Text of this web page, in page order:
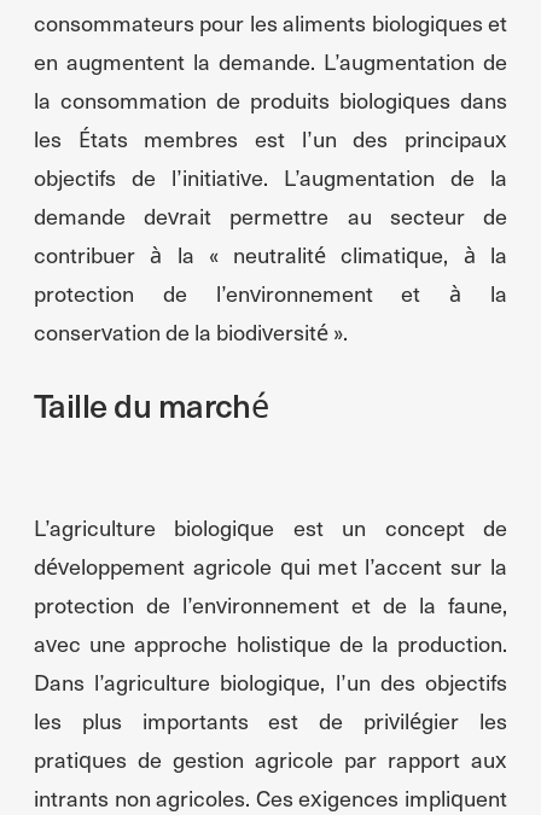
consommateurs pour les aliments biologiques et
en augmentent la demande. L’augmentation de
la consommation de produits biologiques dans
les États membres est l’un des principaux
objectifs de l’initiative. L’augmentation de la
demande devrait permettre au secteur de
contribuer à la « neutralité climatique, à la
protection de l’environnement et à la
conservation de la biodiversité ».
Taille du marché
L’agriculture biologique est un concept de
développement agricole qui met l’accent sur la
protection de l’environnement et de la faune,
avec une approche holistique de la production.
Dans l’agriculture biologique, l’un des objectifs
les plus importants est de privilégier les
pratiques de gestion agricole par rapport aux
intrants non agricoles. Ces exigences impliquent